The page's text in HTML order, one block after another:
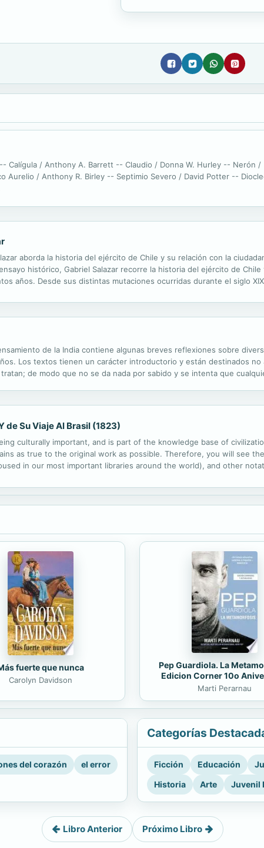
Calígula / Anthony A. Barrett -- Claudio / Donna W. Hurley -- Nerón
Aurelio / Anthony R. Birley -- Septimio Severo / David Potter --
aborda la historia del ejército de Chile y su relación con la
histórico, Gabriel Salazar recorre la historia del ejército de
años. Desde sus distintas mutaciones ocurridas durante el siglo
de la India contiene algunas breves reflexiones sobre
Los textos tienen un carácter introductorio y están destinados no
de modo que no se da nada por sabido y se intenta que
de Su Viaje Al Brasil (1823)
culturally important, and is part of the knowledge base of
as true to the original work as possible. Therefore, you will see
in our most important libraries around the world), and other
fuerte que nunca
Carolyn Davidson
Pep Guardiola. La
Edicion Corner 10o
Marti Perarnau
del corazón
el error
Categorías
Ficción Educación
Historia
Arte Juvenil
Libro Anterior Próximo Libro